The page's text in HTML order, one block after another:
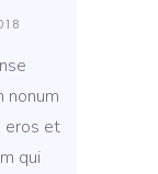
nonum
eros et
qui